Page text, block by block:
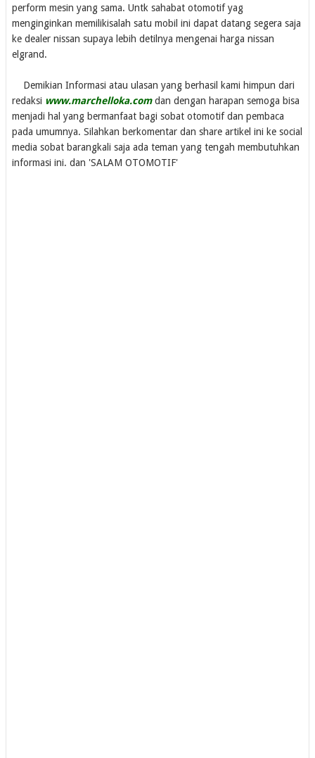
perform mesin yang sama. Untk sahabat otomotif yag
menginginkan memilikisalah satu mobil ini dapat datang segera saja
ke dealer nissan supaya lebih detilnya mengenai harga nissan
elgrand.
Demikian Informasi atau ulasan yang berhasil kami himpun dari
redaksi www.marchelloka.comdan dengan harapan semoga bisa
menjadi hal yang bermanfaat bagi sobat otomotif dan pembaca
pada umumnya. Silahkan berkomentar dan share artikel ini ke social
media sobat barangkali saja ada teman yang tengah membutuhkan
informasi ini. dan 'SALAM OTOMOTIF'